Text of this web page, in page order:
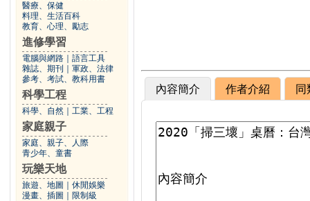
醫療、保健
料理、生活百科
教育、心理、勵志
進修學習
電腦與網路
語言工具
雜誌、期刊
軍政、法律
參考、考試、教科用書
科學工程
科學、自然 工業、工程
家庭親子
家庭、親子、人際
青少年、童書
玩樂天地
旅遊、地圖
休閒娛樂
漫畫、插圖
限制級
內容簡介 作者介紹 同